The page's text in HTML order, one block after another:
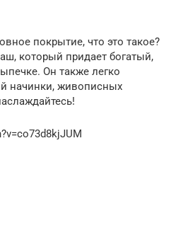
покрытие, что это такое?
который придает богатый,
Он также легко
начинки, живописных